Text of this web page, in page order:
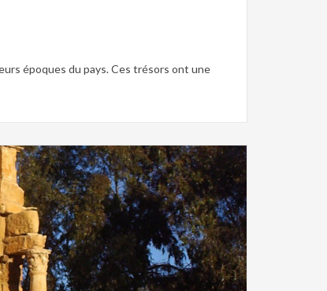
époques du pays. Ces trésors ont une